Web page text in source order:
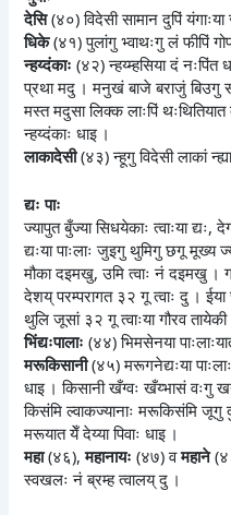
देसि(४०) विदेसी सामान दुपिं यंगाःया
धिके(४१) पुलांगु भ्वाथःगु लं फीपिं
न्हय्दंकाः (४२) न्हय्म्हसिया दं नःपिंत
प्रथा मदु । मनुखं बाजे बराजुं बिउगु
मस्त मदुसा लिक्क लाःपिं
न्हय्दंकाः धाइ ।
लाकादेसी(४३) न्हूगु विदेसी लाकां
द्यः पाः
ज्यापुत बुँज्या सिधयेकाः त्वाःया द्यः,
द्यःया पाःलाः जुइगु थुमिगु छगू मूख्य
मौका दइमखु, उमि त्वाः नं दइमखु ।
देशय् परम्परागत ३२ गू त्वाः दु ।
थुलि जूसां ३२ गू त्वाःया गौरव तायेकी
भिंद्यःपालाः (४४) भिमसेनया
मरूकिसानी(४५) मरूगनेद्यःया
धाइ । किसानी खँग्वः खँय्भासं
किसंमि ल्वाकज्यानाः मरूकिसंमि
मरूयात येँ देय्या पिवाः धाइ ।
महा(४६),महानायः (४७) वमहाने
स्वखलः नं ब्रम्ह त्वालय् दु ।